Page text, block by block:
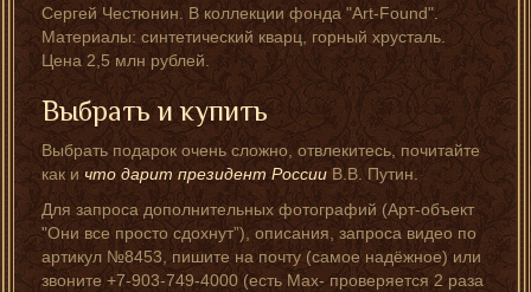
Сергей Честюнин. В коллекции фонда "Art-Found".
Материалы: синтетический кварц, горный хрусталь.
Цена 2,5 млн рублей.
Выбрать и купить
Выбрать подарок очень сложно, отвлекитесь, почитайте
как ичто дарит президент РоссииВ.В. Путин.
Для запроса дополнительных фотографий (Арт-объект
"Они все просто сдохнут”), описания, запроса видео по
артикул №8453, пишите на почту (самое надёжное) или
звоните +7-903-749-4000 (есть Мах- проверяется 2 раза